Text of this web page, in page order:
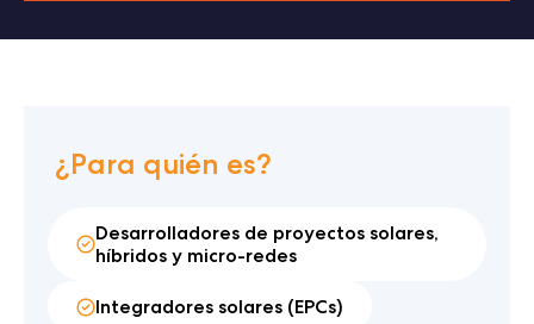
¿Para quién es?
Desarrolladores de proyectos solares,
híbridos y micro-redes
Integradores solares (EPCs)